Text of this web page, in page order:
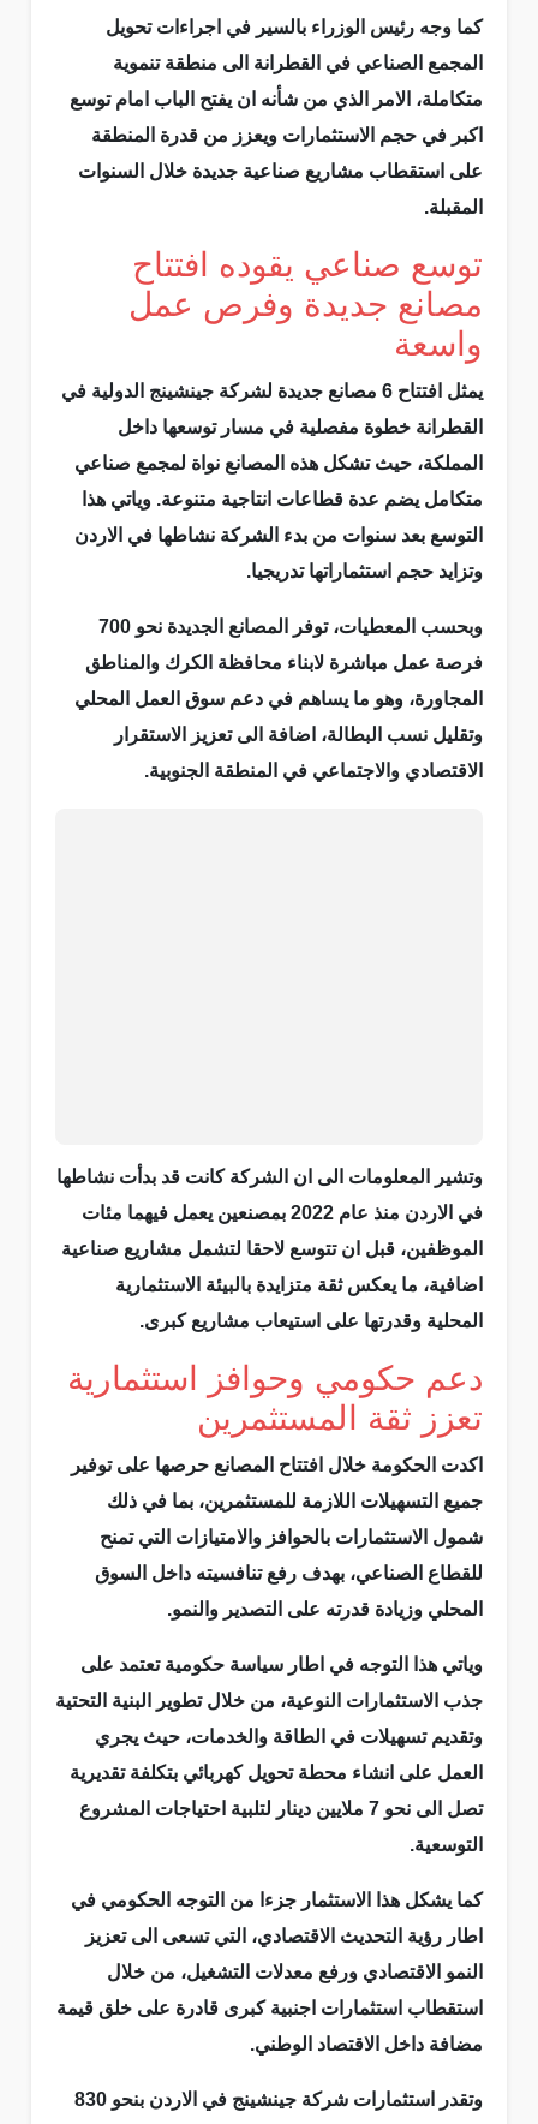
كما وجه رئيس الوزراء بالسير في اجراءات تحويل
المجمع الصناعي في القطرانة الى منطقة تنموية
متكاملة، الامر الذي من شأنه ان يفتح الباب امام توسع
اكبر في حجم الاستثمارات ويعزز من قدرة المنطقة
على استقطاب مشاريع صناعية جديدة خلال السنوات
المقبلة.
توسع صناعي يقوده افتتاح
مصانع جديدة وفرص عمل
واسعة
يمثل افتتاح 6 مصانع جديدة لشركة جينشينج الدولية في
القطرانة خطوة مفصلية في مسار توسعها داخل
المملكة، حيث تشكل هذه المصانع نواة لمجمع صناعي
متكامل يضم عدة قطاعات انتاجية متنوعة. وياتي هذا
التوسع بعد سنوات من بدء الشركة نشاطها في الاردن
وتزايد حجم استثماراتها تدريجيا.
وبحسب المعطيات، توفر المصانع الجديدة نحو 700
فرصة عمل مباشرة لابناء محافظة الكرك والمناطق
المجاورة، وهو ما يساهم في دعم سوق العمل المحلي
وتقليل نسب البطالة، اضافة الى تعزيز الاستقرار
الاقتصادي والاجتماعي في المنطقة الجنوبية.
وتشير المعلومات الى ان الشركة كانت قد بدأت نشاطها
في الاردن منذ عام 2022 بمصنعين يعمل فيهما مئات
الموظفين، قبل ان تتوسع لاحقا لتشمل مشاريع صناعية
اضافية، ما يعكس ثقة متزايدة بالبيئة الاستثمارية
المحلية وقدرتها على استيعاب مشاريع كبرى.
دعم حكومي وحوافز استثمارية
تعزز ثقة المستثمرين
اكدت الحكومة خلال افتتاح المصانع حرصها على توفير
جميع التسهيلات اللازمة للمستثمرين، بما في ذلك
شمول الاستثمارات بالحوافز والامتيازات التي تمنح
للقطاع الصناعي، بهدف رفع تنافسيته داخل السوق
المحلي وزيادة قدرته على التصدير والنمو.
وياتي هذا التوجه في اطار سياسة حكومية تعتمد على
جذب الاستثمارات النوعية، من خلال تطوير البنية التحتية
وتقديم تسهيلات في الطاقة والخدمات، حيث يجري
العمل على انشاء محطة تحويل كهربائي بتكلفة تقديرية
تصل الى نحو 7 ملايين دينار لتلبية احتياجات المشروع
التوسعية.
كما يشكل هذا الاستثمار جزءا من التوجه الحكومي في
اطار رؤية التحديث الاقتصادي، التي تسعى الى تعزيز
النمو الاقتصادي ورفع معدلات التشغيل، من خلال
استقطاب استثمارات اجنبية كبرى قادرة على خلق قيمة
مضافة داخل الاقتصاد الوطني.
وتقدر استثمارات شركة جينشينج في الاردن بنحو 830